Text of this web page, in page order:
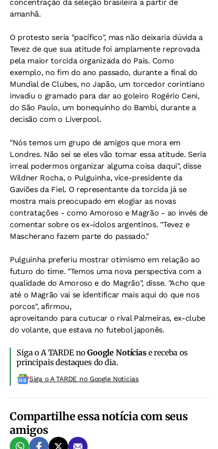
concentração da seleção brasileira a partir de
amanhã.
O protesto seria "pacífico", mas não deixaria dúvida a
Tevez de que sua atitude foi amplamente reprovada
pela maior torcida organizada do País. Como
exemplo, no fim do ano passado, durante a final do
Mundial de Clubes, no Japão, um torcedor corintiano
invadiu o gramado para dar ao goleiro Rogério Ceni,
do São Paulo, um bonequinho do Bambi, durante a
decisão com o Liverpool.
"Nós temos um grupo de amigos que mora em
Londres. Não sei se eles vão tomar essa atitude. Seria
irreal podermos organizar alguma coisa daqui", disse
Wildner Rocha, o Pulguinha, vice-presidente da
Gaviões da Fiel. O representante da torcida já se
mostra mais preocupado em elogiar as novas
contratações - como Amoroso e Magrão - ao invés de
comentar sobre os ex-ídolos argentinos. "Tevez e
Mascherano fazem parte do passado."
Pulguinha preferiu mostrar otimismo em relação ao
futuro do time. "Temos uma nova perspectiva com a
qualidade do Amoroso e do Magrão", disse. "Acho que
até o Magrão vai se identificar mais aqui do que nos
porcos", afirmou,
aproveitando para cutucar o rival Palmeiras, ex-clube
do volante, que estava no futebol japonês.
Siga o A TARDE noGoogle Notíciase receba os
principais destaques do dia.
Siga o A TARDE no Google Noticias
Compartilhe essa notícia com seus
amigos